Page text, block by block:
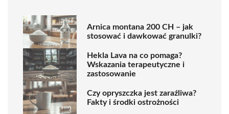
Arnica montana 200 CH – jak
stosować i dawkować granulki?
Hekla Lava na co pomaga?
Wskazania terapeutyczne i
zastosowanie
Czy opryszczka jest zaraźliwa?
Fakty i środki ostrożności